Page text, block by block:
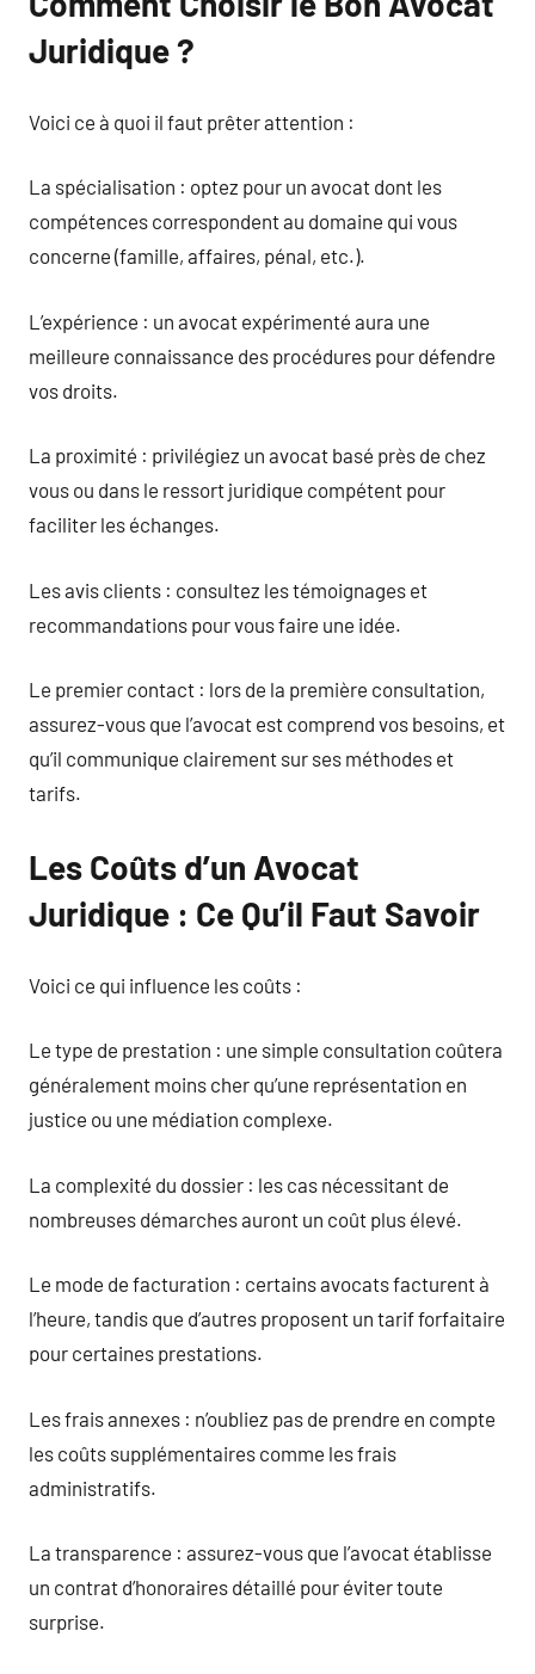
Juridique ?
Voici ce à quoi il faut prêter attention :
La spécialisation : optez pour un avocat dont les
compétences correspondent au domaine qui vous
concerne (famille, affaires, pénal, etc.).
L’expérience : un avocat expérimenté aura une
meilleure connaissance des procédures pour défendre
vos droits.
La proximité : privilégiez un avocat basé près de chez
vous ou dans le ressort juridique compétent pour
faciliter les échanges.
Les avis clients : consultez les témoignages et
recommandations pour vous faire une idée.
Le premier contact : lors de la première consultation,
assurez-vous que l’avocat est comprend vos besoins, et
qu’il communique clairement sur ses méthodes et
tarifs.
Les Coûts d’un Avocat
Juridique : Ce Qu’il Faut Savoir
Voici ce qui influence les coûts :
Le type de prestation : une simple consultation coûtera
généralement moins cher qu’une représentation en
justice ou une médiation complexe.
La complexité du dossier : les cas nécessitant de
nombreuses démarches auront un coût plus élevé.
Le mode de facturation : certains avocats facturent à
l’heure, tandis que d’autres proposent un tarif forfaitaire
pour certaines prestations.
Les frais annexes : n’oubliez pas de prendre en compte
les coûts supplémentaires comme les frais
administratifs.
La transparence : assurez-vous que l’avocat établisse
un contrat d’honoraires détaillé pour éviter toute
surprise.